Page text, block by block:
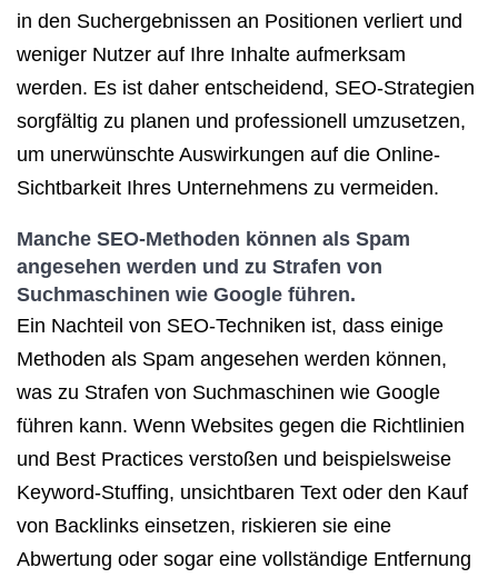
in den Suchergebnissen an Positionen verliert und
weniger Nutzer auf Ihre Inhalte aufmerksam
werden. Es ist daher entscheidend, SEO-Strategien
sorgfältig zu planen und professionell umzusetzen,
um unerwünschte Auswirkungen auf die Online-
Sichtbarkeit Ihres Unternehmens zu vermeiden.
Manche SEO-Methoden können als Spam
angesehen werden und zu Strafen von
Suchmaschinen wie Google führen.
Ein Nachteil von SEO-Techniken ist, dass einige
Methoden als Spam angesehen werden können,
was zu Strafen von Suchmaschinen wie Google
führen kann. Wenn Websites gegen die Richtlinien
und Best Practices verstoßen und beispielsweise
Keyword-Stuffing, unsichtbaren Text oder den Kauf
von Backlinks einsetzen, riskieren sie eine
Abwertung oder sogar eine vollständige Entfernung